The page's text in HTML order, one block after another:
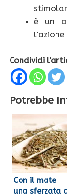
è un
Condividi
Potrebbe
Con il mate
una sferzata